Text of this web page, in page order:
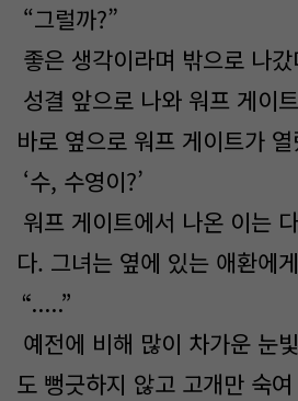
“그럴까?”
좋은 생각이라며 밖으로 나
성결 앞으로 나와 워프 게이
바로 옆으로 워프 게이트가
‘수, 수영이?’
워프 게이트에서 나온 이는
다. 그녀는 옆에 있는 애환에
“.....”
예전에 비해 많이 차가운 눈
도 뻥긋하지 않고 고개만 숙